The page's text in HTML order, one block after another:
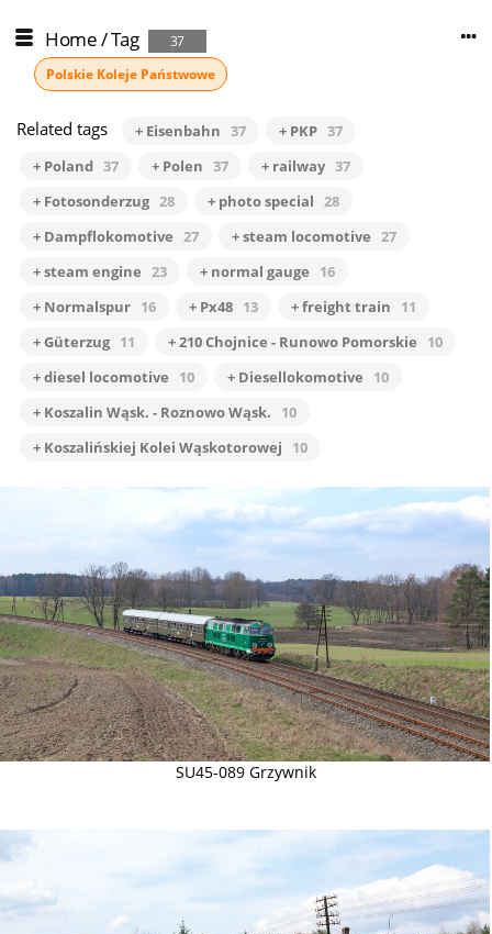
Home/Tag
37
Polskie Koleje Państwowe
Related tags + Eisenbahn 37 + PKP 37
+ Poland 37 + Polen 37 + railway 37
+ Fotosonderzug 28 + photo special 28
+ Dampflokomotive 27 + steam locomotive 27
+ steam engine 23 + normal gauge
16
+ Normalspur 16 + Px48 13 + freight train
11
+ Güterzug 11 + 210 Chojnice - Runowo Pomorskie
10
+ diesel locomotive
10 + Diesellokomotive
10
+ Koszalin Wąsk. - Roznowo Wąsk.
10
+ Koszalińskiej Kolei Wąskotorowej
10
SU45-089 Grzywnik